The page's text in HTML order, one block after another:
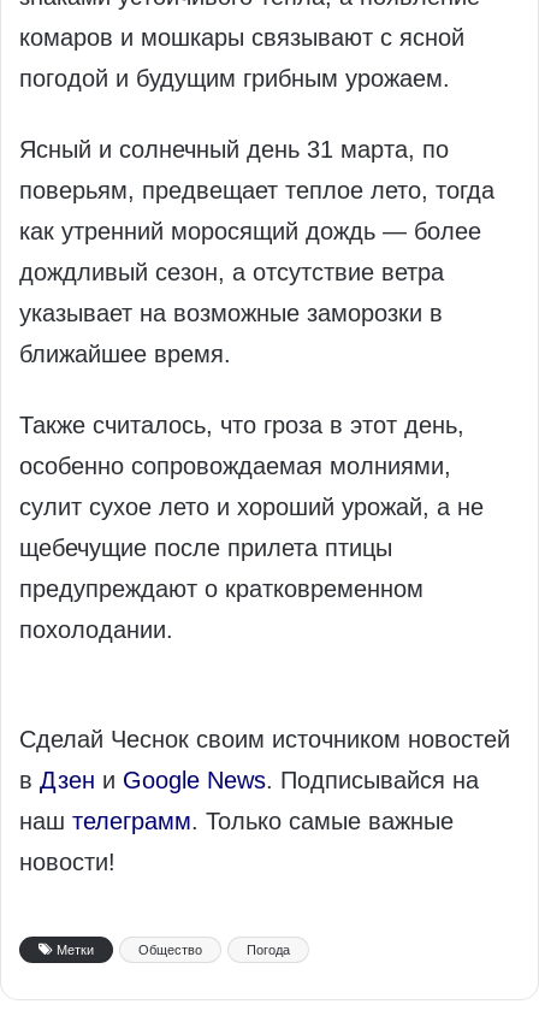
комаров и мошкары связывают с ясной
погодой и будущим грибным урожаем.
Ясный и солнечный день 31 марта, по
поверьям, предвещает теплое лето, тогда
как утренний моросящий дождь — более
дождливый сезон, а отсутствие ветра
указывает на возможные заморозки в
ближайшее время.
Также считалось, что гроза в этот день,
особенно сопровождаемая молниями,
сулит сухое лето и хороший урожай, а не
щебечущие после прилета птицы
предупреждают о кратковременном
похолодании.
Сделай Чеснок своим источником новостей
в Дзен и Google News. Подписывайся на
наш телеграмм. Только самые важные
новости!
Метки Общество Погода